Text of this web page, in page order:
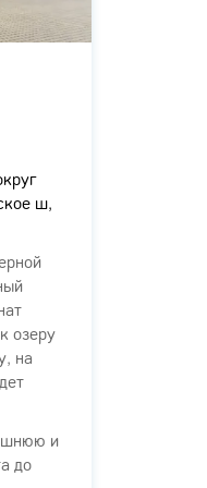
ш,
озеру
на
и
до